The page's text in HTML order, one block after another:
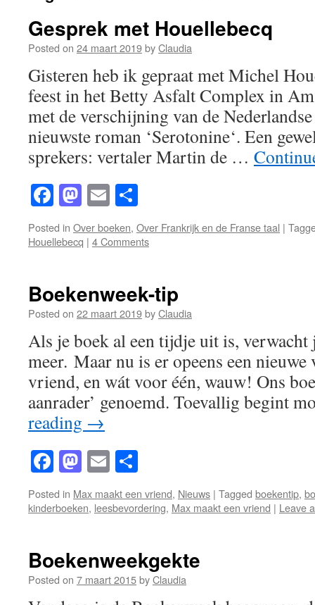
Gesprek met Houellebecq
Posted on 24 maart 2019byClaudia
Gisteren heb ik gepraat met Michel
feest in het Betty Asfalt Complex in
met de verschijning van de
nieuwste roman ‘Serotonine‘. Een
sprekers: vertaler Martin de …
Facebook
Mastodon
Email
Posted in Over boeken, Over Frankrijk en de Franse taal |
Houellebecq | 4 Comments
Boekenweek-tip
Posted on 22 maart 2019byClaudia
Als je boek al een tijdje uit is, verwacht
meer. Maar nu is er opeens een nieuwe
vriend, en wát voor één, wauw! Ons
aanrader’ genoemd. Toevallig begint
reading →
Facebook
Mastodon
Email
Posted in Max maakt een vriend, Nieuws | Tagged boekentip,
kinderboeken, leesbevordering, Max maakt een vriend | Leave
Boekenweekgekte
Posted on 7 maart 2015byClaudia